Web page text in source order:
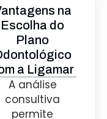
na
Escolha do
Plano
a Ligamar
A análise
consultiva
permite